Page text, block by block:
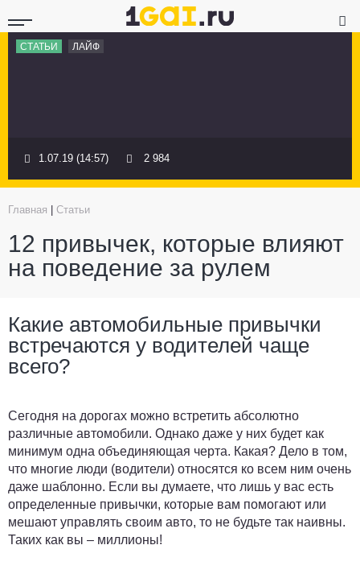
СТАТЬИ ЛАЙФ
1.07.19 (14:57) 2 984
Главная Статьи
12 привычек, которые влияют
на поведение за рулем
Какие автомобильные привычки
встречаются у водителей чаще
всего?
Сегодня на дорогах можно встретить абсолютно
различные автомобили. Однако даже у них будет как
минимум одна объединяющая черта. Какая? Дело в том,
что многие люди (водители) относятся ко всем ним очень
даже шаблонно. Если вы думаете, что лишь у вас есть
определенные привычки, которые вам помогают или
мешают управлять своим авто, то не будьте так наивны.
Таких как вы – миллионы!